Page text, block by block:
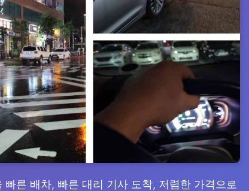
빠른 배차, 빠른 대리 기사 도착, 저렴한 가격으로